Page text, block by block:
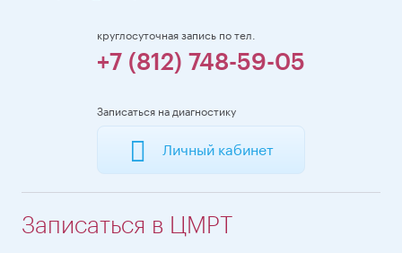
круглосуточная запись по тел.
+7 (812) 748-59-05
Записаться на диагностику
Личный кабинет
Записаться в ЦМРТ